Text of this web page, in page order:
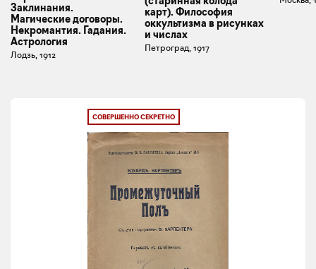
Заклинания.
Магические договоры.
Некромантия. Гадания.
Астрология
Лодзь, 1912
карт). Философия
оккультизма в рисунках
и числах
Петроград, 1917
СОВЕРШЕННО СЕКРЕТНО